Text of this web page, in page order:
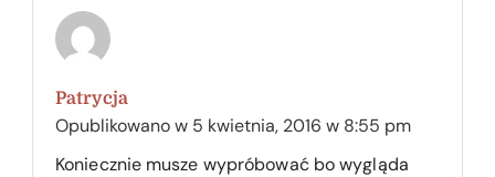
Patrycja
Opublikowano w 5 kwietnia, 2016 w 8:55 pm
Koniecznie musze wypróbować bo wygląda